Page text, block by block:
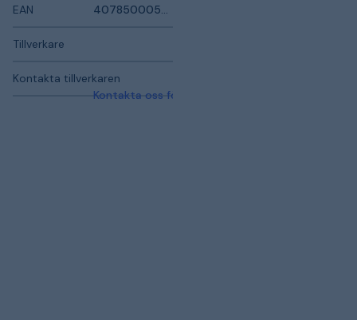
EAN
Tillverkare
Kontakta tillverkaren
Kontakta oss för mer information